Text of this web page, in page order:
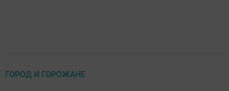
ГОРОД И ГОРОЖАНЕ